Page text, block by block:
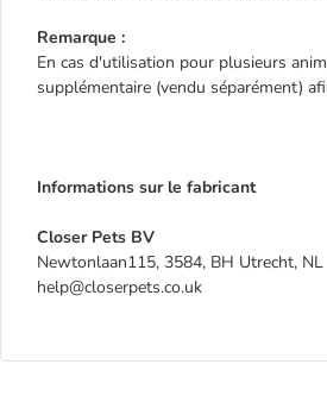
Remarque :
En cas d'utilisation pour plusieurs
supplémentaire (vendu séparément)
Informations sur le fabricant
Closer Pets BV
Newtonlaan115, 3584, BH Utrecht, NL
help@closerpets.co.uk